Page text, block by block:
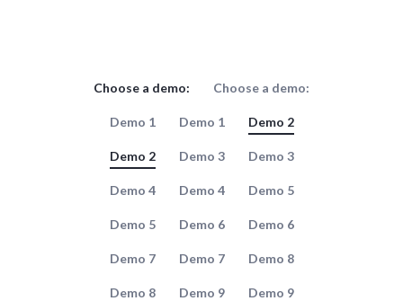
Choose a demo: Choose a demo:
Demo 1 Demo 1 Demo 2
Demo 2 Demo 3 Demo 3
Demo 4 Demo 4 Demo 5
Demo 5 Demo 6 Demo 6
Demo 7 Demo 7 Demo 8
Demo 8 Demo 9 Demo 9